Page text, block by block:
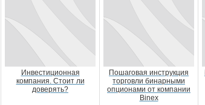
Инвестиционная
компания. Стоит ли
доверять?
Пошаговая инструкция
торговли бинарными
опционами от компании
Binex